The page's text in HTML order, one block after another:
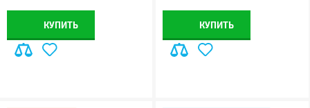
КУПИТЬ КУПИТЬ